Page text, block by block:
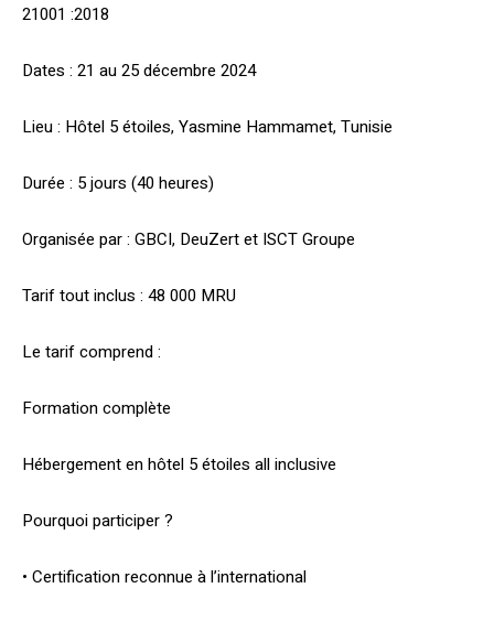
21001 :2018
Dates : 21 au 25 décembre 2024
Lieu : Hôtel 5 étoiles, Yasmine Hammamet, Tunisie
Durée : 5 jours (40 heures)
Organisée par : GBCI, DeuZert et ISCT Groupe
Tarif tout inclus : 48 000 MRU
Le tarif comprend :
Formation complète
Hébergement en hôtel 5 étoiles all inclusive
Pourquoi participer ?
• Certification reconnue à l’international